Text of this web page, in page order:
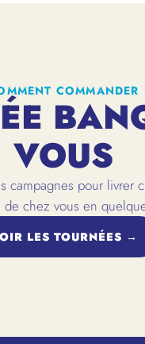
COMMANDER
VOUS
campagnes pour livrer
de chez vous en
LES TOURNÉES →